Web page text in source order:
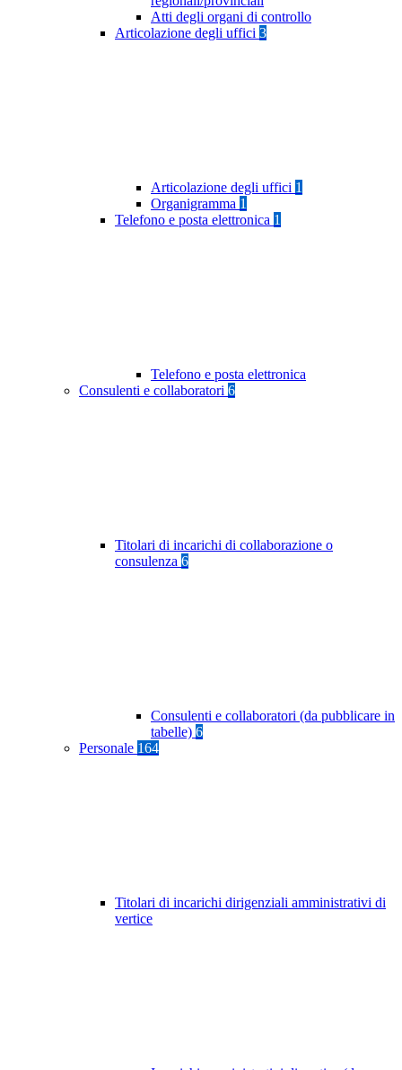
Atti degli organi di controllo
Articolazione degli uffici 3
Articolazione degli uffici 1
Organigramma 1
Telefono e posta elettronica 1
Telefono e posta elettronica
Consulenti e collaboratori 6
Titolari di incarichi di collaborazione o
consulenza 6
Consulenti e collaboratori (da pubblicare in
tabelle) 6
Personale 164
Titolari di incarichi dirigenziali amministrativi di
vertice